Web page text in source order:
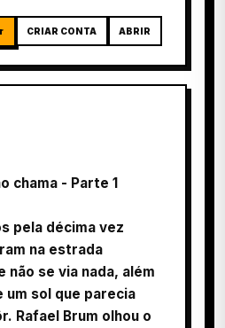
CRIAR CONTA ABRIR
chama - Parte 1
pela décima vez
na estrada
não se via nada, além
um sol que parecia
Rafael Brum olhou o